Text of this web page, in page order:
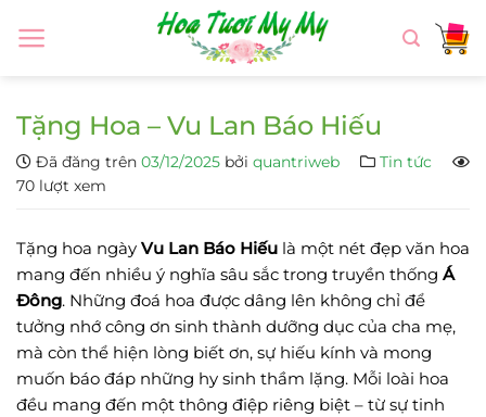
đến
Tặng Hoa – Vu Lan Báo Hiếu
Đã đăng trên 03/12/2025 bởi quantriweb
Tin tức
70 lượt xem
Tặng hoa ngày Vu Lan Báo Hiếu là một nét đẹp văn hoa
mang đến nhiều ý nghĩa sâu sắc trong truyền thống Á
Đông. Những đoá hoa được dâng lên không chỉ để
tưởng nhớ công ơn sinh thành dưỡng dục của cha mẹ,
mà còn thể hiện lòng biết ơn, sự hiếu kính và mong
muốn báo đáp những hy sinh thầm lặng. Mỗi loài hoa
đều mang đến một thông điệp riêng biệt – từ sự tinh